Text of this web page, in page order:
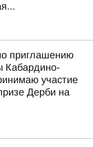
приглашению
Кабардино-
участие
Дерби на